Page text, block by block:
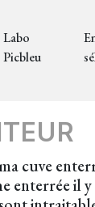
Labo
Picbleu
cuve
enterrée il